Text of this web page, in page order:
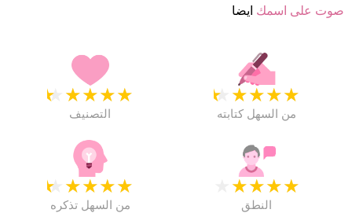
صوت على اسمك ايضا
★
★
★
★
★
التصنيف
★
★
★
★
★
من السهل كتابته
★
★
★
★
★
من السهل تذكره
★
★
★
★
النطق